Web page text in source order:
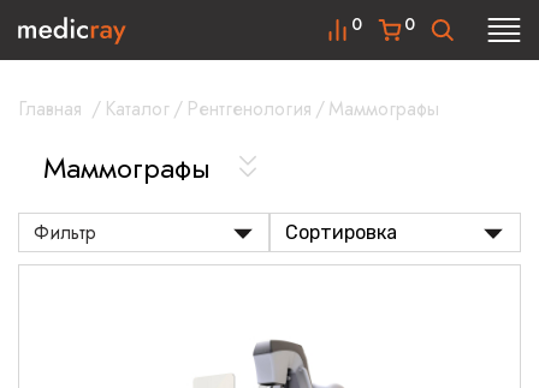
0
0
Главная / Каталог/ Рентгенология /Маммографы
Маммографы
Фильтр Сортировка